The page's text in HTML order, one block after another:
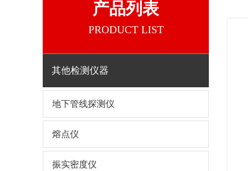
产品列表
PRODUCT LIST
其他检测仪器
地下管线探测仪
熔点仪
振实密度仪